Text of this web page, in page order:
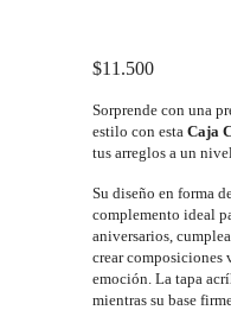
$11.500
Sorprende con una
estilo con esta Caja
tus arreglos a un
Su diseño en forma
complemento ideal
aniversarios,
crear composiciones
emoción. La tapa
mientras su base